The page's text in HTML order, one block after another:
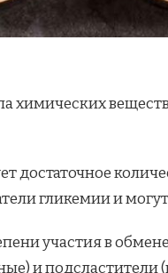
химических
достаточное
гликемии и
участия в
и подсластители